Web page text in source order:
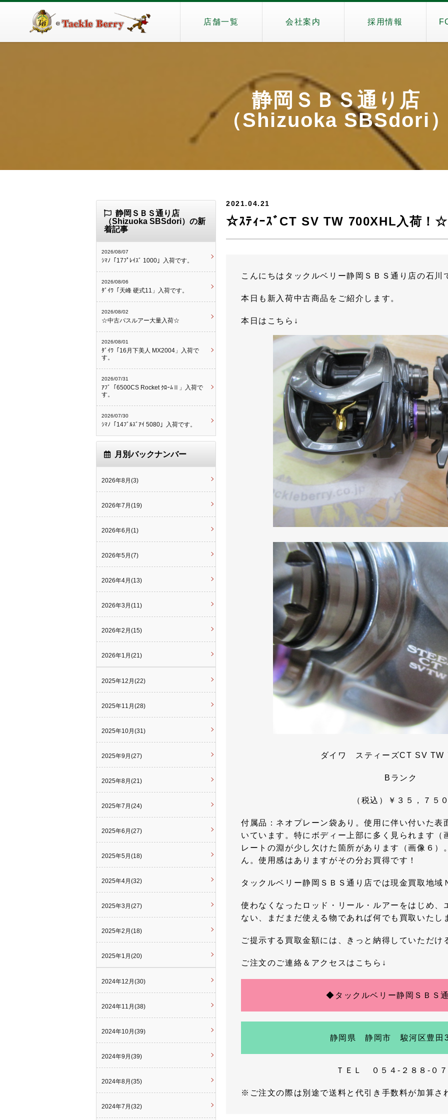
店舗一覧 会社案内 採用情報
静岡ＳＢＳ通り店
（Shizuoka SBSdori
2021.04.21
☆ｽﾃｨｰｽﾞCT SV TW 700XHL入荷！☆
こんにちはタックルベリー静岡ＳＢＳ通り店の石川
本日も新入荷中古商品をご紹介します。
本日はこちら↓
ダイワ スティーズCT SV TW
Bランク
（税込）￥３５，７５
付属品：ネオプレーン袋あり。使用に伴い付いた表
いています。特にボディー上部に多く見られます（
レートの淵が少し欠けた箇所があります（画像６）
ん。使用感はありますがその分お買得です！
タックルベリー静岡ＳＢＳ通り店では現金買取地
使わなくなったロッド・リール・ルアーをはじめ、
ない、まだまだ使える物であれば何でも買取いたし
ご提示する買取金額には、きっと納得していただけ
ご注文のご連絡＆アクセスはこちら↓
◆タックルベリー静岡ＳＢＳ
静岡県 静岡市 駿河区豊田
ＴＥＬ ０５４-２８８-０
※ご注文の際は別途で送料と代引き手数料が加算さ
静岡ＳＢＳ通り店
（Shizuoka SBSdori）の新
着記事
2026/08/07
ｼﾏﾉ「17ﾌﾟﾚｲｽﾞ 1000」入荷です。
2026/08/06
ﾀﾞｲﾜ「天峰 硬式11」入荷です。
2026/08/02
☆中古バスルアー大量入荷☆
2026/08/01
ﾀﾞｲﾜ「16月下美人 MX2004」入荷で
す。
2026/07/31
ｱﾌﾞ「6500CS Rocket ｸﾛｰﾑⅡ」入荷で
す。
2026/07/30
ｼﾏﾉ「14ﾌﾞﾙｽﾞｱｲ 5080」入荷です。
月別バックナンバー
2026年8月(3)
2026年7月(19)
2026年6月(1)
2026年5月(7)
2026年4月(13)
2026年3月(11)
2026年2月(15)
2026年1月(21)
2025年12月(22)
2025年11月(28)
2025年10月(31)
2025年9月(27)
2025年8月(21)
2025年7月(24)
2025年6月(27)
2025年5月(18)
2025年4月(32)
2025年3月(27)
2025年2月(18)
2025年1月(20)
2024年12月(30)
2024年11月(38)
2024年10月(39)
2024年9月(39)
2024年8月(35)
2024年7月(32)